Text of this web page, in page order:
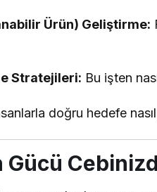
Ürün) Geliştirme:
Stratejileri: Bu işten
doğru hedefe
Gücü